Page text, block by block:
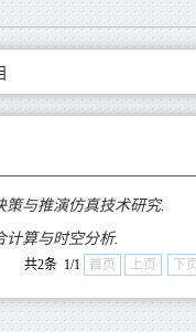
与推演仿真技术研究.
算与时空分析.
共2条 1/1 首页 上页 下